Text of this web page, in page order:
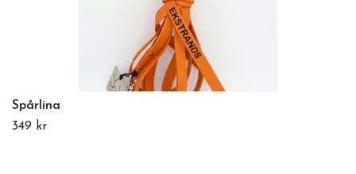
Spårlina
349 kr